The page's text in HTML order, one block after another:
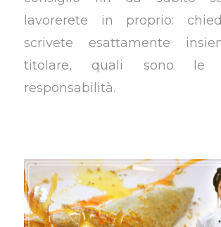
lavorerete in proprio:
scrivete esattamente
titolare, quali sono le
responsabilità.